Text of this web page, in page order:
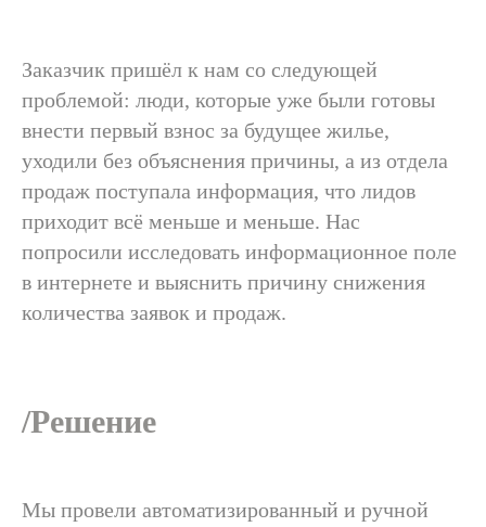
Заказчик пришёл к нам со следующей
проблемой: люди, которые уже были готовы
внести первый взнос за будущее жилье,
уходили без объяснения причины, а из отдела
продаж поступала информация, что лидов
приходит всё меньше и меньше. Нас
попросили исследовать информационное поле
в интернете и выяснить причину снижения
количества заявок и продаж.
/Решение
Мы провели автоматизированный и ручной